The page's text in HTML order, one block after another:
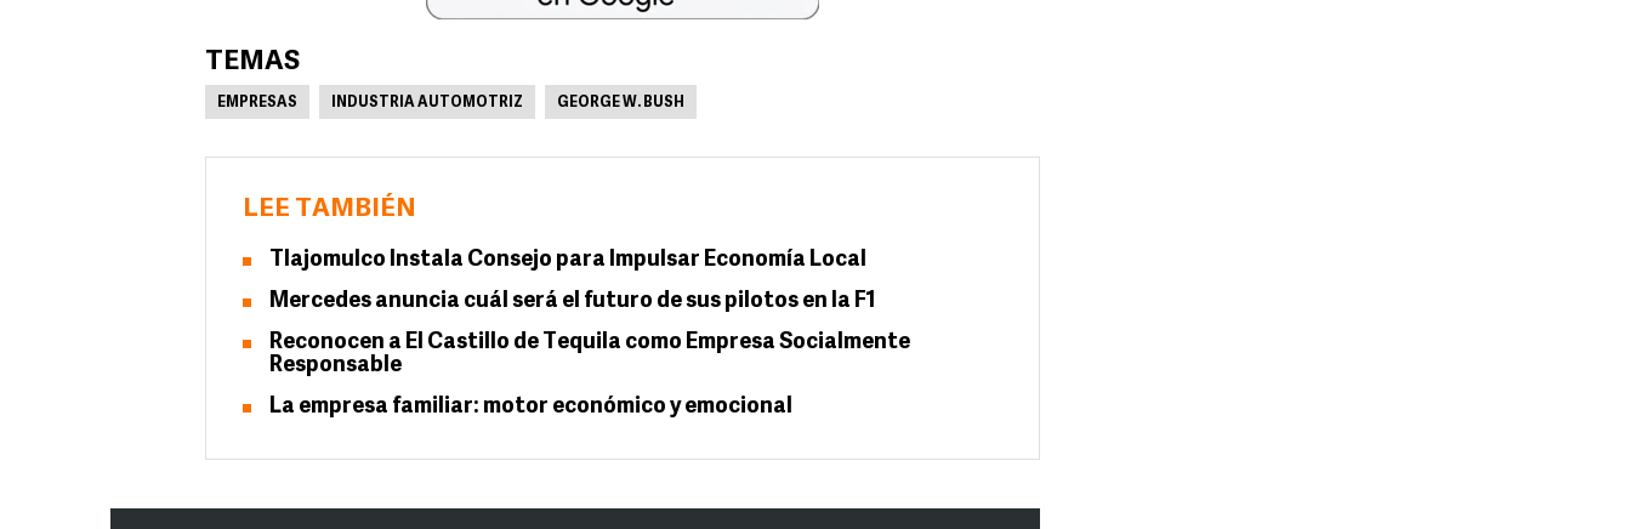
TEMAS
EMPRESAS INDUSTRIA AUTOMOTRIZ GEORGE W. BUSH
LEE TAMBIÉN
Tlajomulco Instala Consejo para Impulsar Economía Local
Mercedes anuncia cuál será el futuro de sus pilotos en la F1
Reconocen a El Castillo de Tequila como Empresa Socialmente
Responsable
La empresa familiar: motor económico y emocional